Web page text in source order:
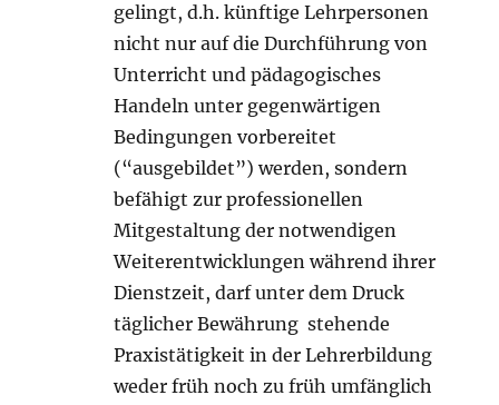
gelingt, d.h. künftige Lehrpersonen
nicht nur auf die Durchführung von
Unterricht und pädagogisches
Handeln unter gegenwärtigen
Bedingungen vorbereitet
(“ausgebildet”) werden, sondern
befähigt zur professionellen
Mitgestaltung der notwendigen
Weiterentwicklungen während ihrer
Dienstzeit, darf unter dem Druck
täglicher Bewährung stehende
Praxistätigkeit in der Lehrerbildung
weder früh noch zu früh umfänglich